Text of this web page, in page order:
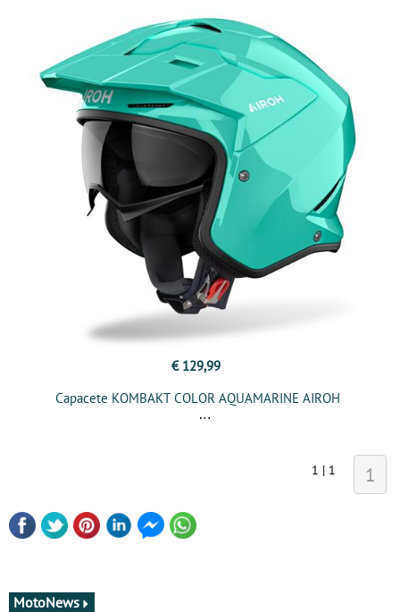
€ 129,99
Capacete KOMBAKT COLOR AQUAMARINE AIROH
1 | 1 1
MotoNews